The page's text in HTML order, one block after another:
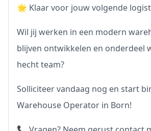
🌟 Klaar voor jouw volgende
Wil jij werken in een modern
blijven ontwikkelen en onderdeel
hecht team?
Solliciteer vandaag nog en start
Warehouse Operator in Born!